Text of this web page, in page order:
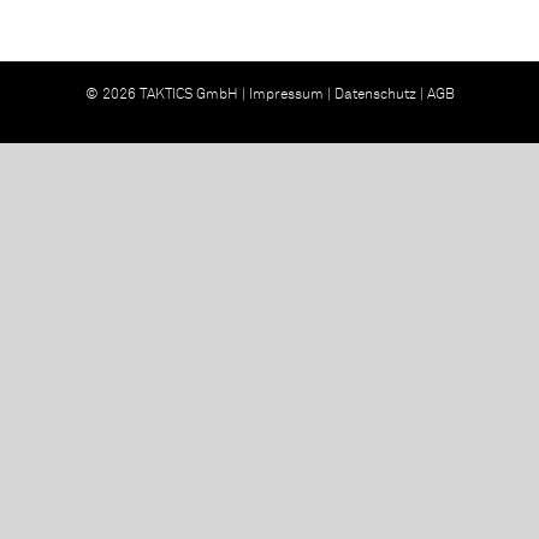
© 2026 TAKTICS GmbH | Impressum | Datenschutz| AGB